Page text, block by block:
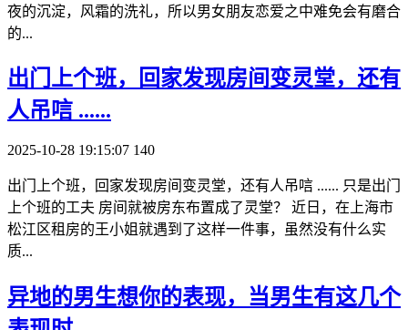
夜的沉淀，风霜的洗礼，所以男女朋友恋爱之中难免会有磨合
的...
​出门上个班，回家发现房间变灵堂，还有
人吊唁 ......
2025-10-28 19:15:07 140
出门上个班，回家发现房间变灵堂，还有人吊唁 ...... 只是出门
上个班的工夫 房间就被房东布置成了灵堂？ 近日，在上海市
松江区租房的王小姐就遇到了这样一件事，虽然没有什么实
质...
​异地的男生想你的表现，当男生有这几个